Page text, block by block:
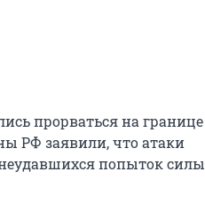
прорваться на границе
РФ заявили, что атаки
попыток силы